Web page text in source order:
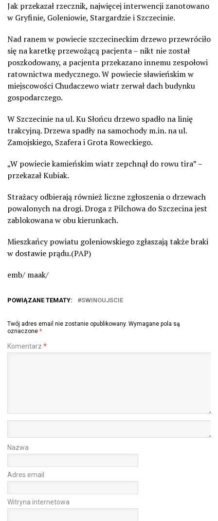
Jak przekazał rzecznik, najwięcej interwencji zanotowano
w Gryfinie, Goleniowie, Stargardzie i Szczecinie.
Nad ranem w powiecie szczecineckim drzewo przewróciło
się na karetkę przewożącą pacjenta – nikt nie został
poszkodowany, a pacjenta przekazano innemu zespołowi
ratownictwa medycznego. W powiecie sławieńskim w
miejscowości Chudaczewo wiatr zerwał dach budynku
gospodarczego.
W Szczecinie na ul. Ku Słońcu drzewo spadło na linię
trakcyjną. Drzewa spadły na samochody m.in. na ul.
Zamojskiego, Szafera i Grota Roweckiego.
„W powiecie kamieńskim wiatr zepchnął do rowu tira” –
przekazał Kubiak.
Strażacy odbierają również liczne zgłoszenia o drzewach
powalonych na drogi. Droga z Pilchowa do Szczecina jest
zablokowana w obu kierunkach.
Mieszkańcy powiatu goleniowskiego zgłaszają także braki
w dostawie prądu.(PAP)
emb/ maak/
POWIĄZANE TEMATY: SWINOUJSCIE
Twój adres email nie zostanie opublikowany. Wymagane pola są
oznaczone *
Komentarz *
Nazwa
Adres email
Witryna internetowa